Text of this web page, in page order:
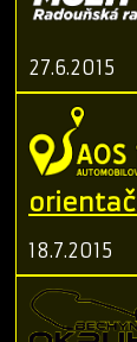
27.6.2015
18.7.2015